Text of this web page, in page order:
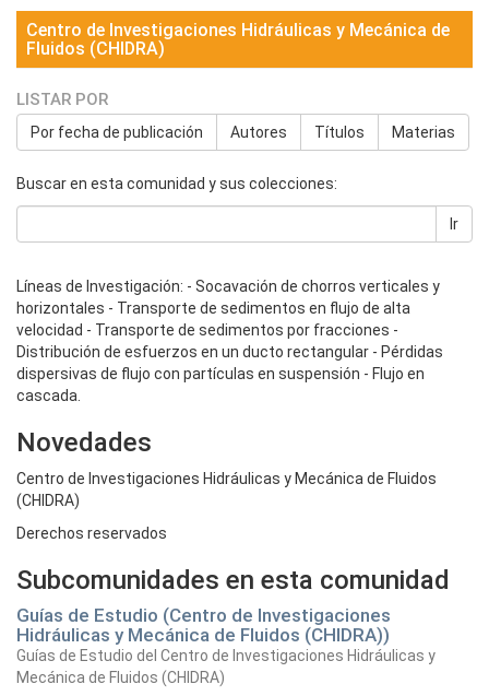
Centro de Investigaciones Hidráulicas y Mecánica de
Fluidos (CHIDRA)
LISTAR POR
Por fecha de publicación Autores Títulos Materias
Buscar en esta comunidad y sus colecciones:
Ir
Líneas de Investigación: - Socavación de chorros verticales y
horizontales - Transporte de sedimentos en flujo de alta
velocidad - Transporte de sedimentos por fracciones -
Distribución de esfuerzos en un ducto rectangular - Pérdidas
dispersivas de flujo con partículas en suspensión - Flujo en
cascada.
Novedades
Centro de Investigaciones Hidráulicas y Mecánica de Fluidos
(CHIDRA)
Derechos reservados
Subcomunidades en esta comunidad
Guías de Estudio (Centro de Investigaciones
Hidráulicas y Mecánica de Fluidos (CHIDRA))
Guías de Estudio del Centro de Investigaciones Hidráulicas y
Mecánica de Fluidos (CHIDRA)